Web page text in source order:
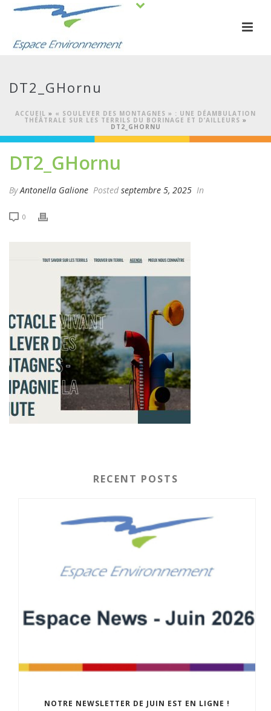
DT2_GHornu
ACCUEIL » « SOULEVER DES MONTAGNES » : UNE DÉAMBULATION
THÉÂTRALE SUR LES TERRILS DU BORINAGE ET D’AILLEURS »
DT2_GHORNU
DT2_GHornu
ByAntonella Galione Posted septembre 5, 2025 In
0
RECENT POSTS
NOTRE NEWSLETTER DE JUIN EST EN LIGNE !